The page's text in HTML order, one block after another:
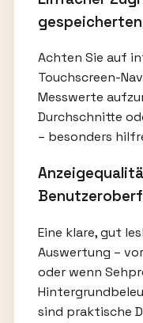
Achten Sie auf
Touchscreen-
Messwerte
Durchschnitte
– besonders
Eine klare, gut
Auswertung –
oder wenn
sind praktische